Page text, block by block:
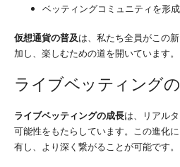
ベッティングコミュニティを形
仮想通貨の普及は、私たち全員がこの
加し、楽しむための道を開いています。
ライブベッティング
ライブベッティングの成長は、リアル
可能性をもたらしています。この進化
有し、より深く繋がることが可能です。